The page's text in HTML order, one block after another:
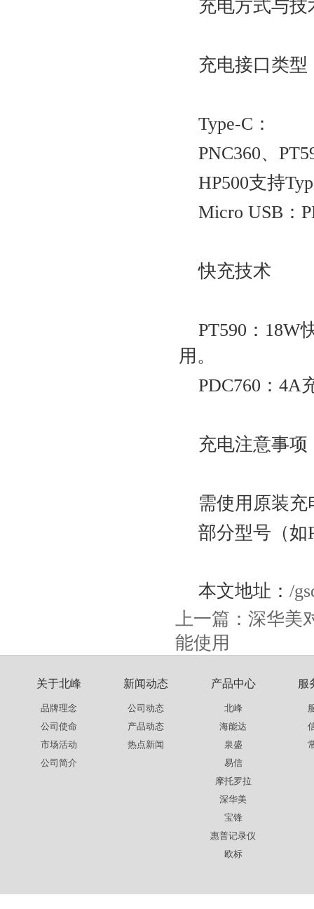
充电方式与技
充电接口类型‌
Type-C‌：
PNC360、
HP500支持
Micro USB‌：
快充技术‌
PT590‌：18W
用‌。
PDC760‌：4A
充电注意事项‌
需使用原装
部分型号（如
本文地址： /
上一篇： 深华美
能使用
关于北峰
品牌理念
公司使命
市场活动
公司简介
新闻动态
公司动态
产品动态
热点新闻
产品中心
北峰
海能达
泉盛
易信
摩托罗拉
深华美
宝锋
惠普记录仪
欧标
服